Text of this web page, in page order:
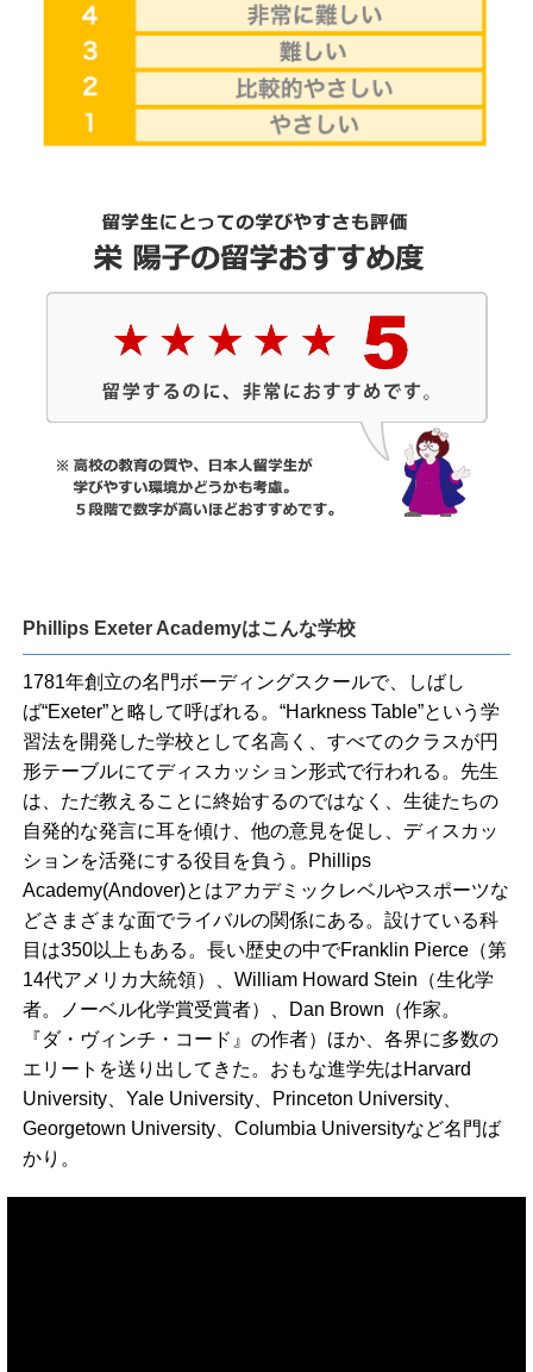
Phillips Exeter Academyはこんな学校
1781年創立の名門ボーディングスクールで、しばし
ば“Exeter”と略して呼ばれる。“Harkness Table”という学
習法を開発した学校として名高く、すべてのクラスが円
形テーブルにてディスカッション形式で行われる。先生
は、ただ教えることに終始するのではなく、生徒たちの
自発的な発言に耳を傾け、他の意見を促し、ディスカッ
ションを活発にする役目を負う。Phillips
Academy(Andover)とはアカデミックレベルやスポーツな
どさまざまな面でライバルの関係にある。設けている科
目は350以上もある。長い歴史の中でFranklin Pierce（第
14代アメリカ大統領）、William Howard Stein（生化学
者。ノーベル化学賞受賞者）、Dan Brown（作家。
『ダ・ヴィンチ・コード』の作者）ほか、各界に多数の
エリートを送り出してきた。おもな進学先はHarvard
University、Yale University、Princeton University、
Georgetown University、Columbia Universityなど名門ば
かり。